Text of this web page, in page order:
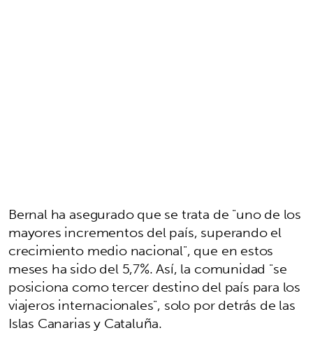
Bernal ha asegurado que se trata de "uno de los
mayores incrementos del país, superando el
crecimiento medio nacional", que en estos
meses ha sido del 5,7%. Así, la comunidad "se
posiciona como tercer destino del país para los
viajeros internacionales", solo por detrás de las
Islas Canarias y Cataluña.